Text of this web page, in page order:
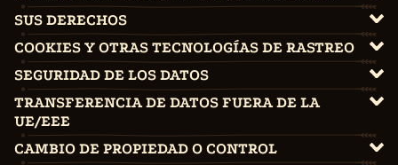
SUS DERECHOS
COOKIES Y OTRAS TECNOLOGÍAS DE RASTREO
SEGURIDAD DE LOS DATOS
TRANSFERENCIA DE DATOS FUERA DE LA
UE/EEE
CAMBIO DE PROPIEDAD O CONTROL